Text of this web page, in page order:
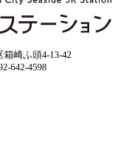
箱崎ふ頭4-13-42
642-4598